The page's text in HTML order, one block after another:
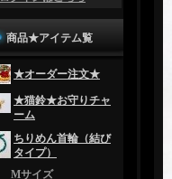
商品★アイテム覧
★オーダー注文★
★猫鈴★お守りチャ
ーム
ちりめん首輪（結び
タイプ）
Mサイズ